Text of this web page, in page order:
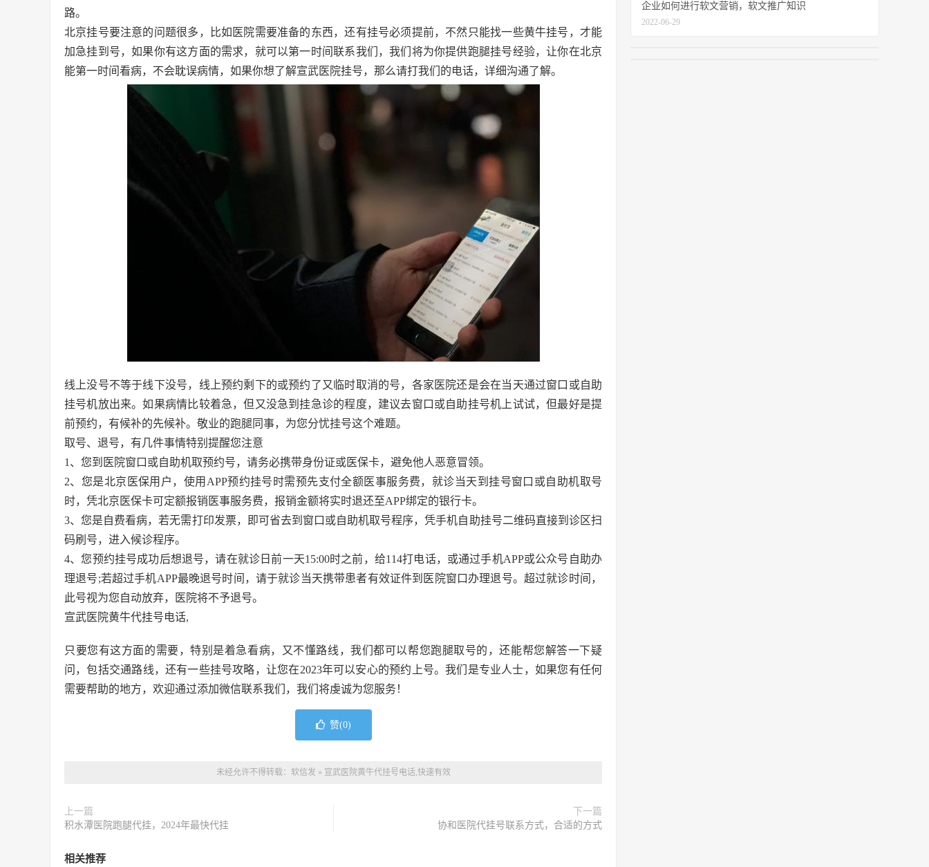
路。
北京挂号要注意的问题很多，比如医院需要准备的东西，还有挂号必须提前，不然只能找一些黄牛挂号，才能
加急挂到号，如果你有这方面的需求，就可以第一时间联系我们，我们将为你提供跑腿挂号经验，让你在北京
能第一时间看病，不会耽误病情，如果你想了解宣武医院挂号，那么请打我们的电话，详细沟通了解。
线上没号不等于线下没号，线上预约剩下的或预约了又临时取消的号，各家医院还是会在当天通过窗口或自助
挂号机放出来。如果病情比较着急，但又没急到挂急诊的程度，建议去窗口或自助挂号机上试试，但最好是提
前预约，有候补的先候补。敬业的跑腿同事，为您分忧挂号这个难题。
取号、退号，有几件事情特别提醒您注意
1、您到医院窗口或自助机取预约号，请务必携带身份证或医保卡，避免他人恶意冒领。
2、您是北京医保用户，使用APP预约挂号时需预先支付全额医事服务费，就诊当天到挂号窗口或自助机取号
时，凭北京医保卡可定额报销医事服务费，报销金额将实时退还至APP绑定的银行卡。
3、您是自费看病，若无需打印发票，即可省去到窗口或自助机取号程序，凭手机自助挂号二维码直接到诊区扫
码刷号，进入候诊程序。
4、您预约挂号成功后想退号，请在就诊日前一天15:00时之前，给114打电话，或通过手机APP或公众号自助办
理退号;若超过手机APP最晚退号时间，请于就诊当天携带患者有效证件到医院窗口办理退号。超过就诊时间，
此号视为您自动放弃，医院将不予退号。
宣武医院黄牛代挂号电话,
只要您有这方面的需要，特别是着急看病，又不懂路线，我们都可以帮您跑腿取号的，还能帮您解答一下疑
问，包括交通路线，还有一些挂号攻略，让您在2023年可以安心的预约上号。我们是专业人士，如果您有任何
需要帮助的地方，欢迎通过添加微信联系我们，我们将虔诚为您服务！
赞(0)
未经允许不得转载： 软信发 » 宣武医院黄牛代挂号电话,快速有效
上一篇
积水潭医院跑腿代挂，2024年最快代挂
下一篇
协和医院代挂号联系方式，合适的方式
相关推荐
企业如何进行软文营销，软文推广知识
2022-06-29